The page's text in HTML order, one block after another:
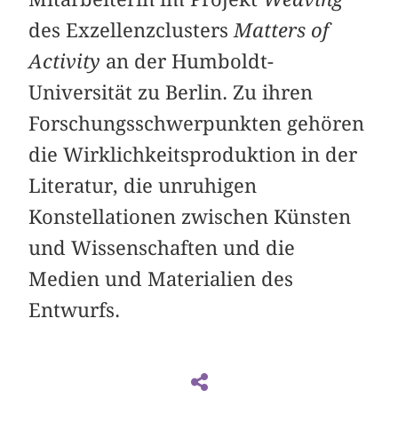
des Exzellenzclusters Matters of
Activity an der Humboldt-
Universität zu Berlin. Zu ihren
Forschungsschwerpunkten gehören
die Wirklichkeitsproduktion in der
Literatur, die unruhigen
Konstellationen zwischen Künsten
und Wissenschaften und die
Medien und Materialien des
Entwurfs.